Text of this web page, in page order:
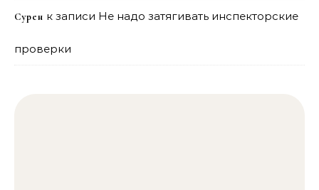
Сурен к записи Не надо затягивать инспекторские
проверки